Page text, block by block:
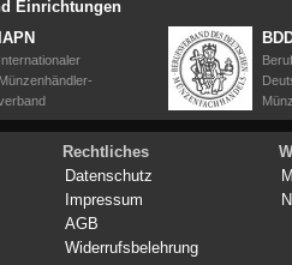
Einrichtungen
IAPN
Internationaler
Münzenhändler-
Rechtliches
Datenschutz
Impressum
AGB
Widerrufsbelehrung